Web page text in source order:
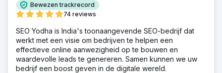
Bewezen trackrecord
74 reviews
SEO Yodha is India's toonaangevende SEO-bedrijf dat
werkt met een visie om bedrijven te helpen een
effectieve online aanwezigheid op te bouwen en
waardevolle leads te genereren. Samen kunnen we uw
bedrijf een boost geven in de digitale wereld.